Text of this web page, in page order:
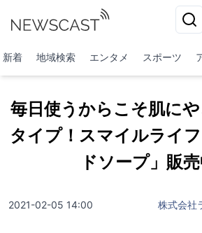
新着 地域検索 エンタメ スポーツ
毎日使うからこそ肌に
タイプ！スマイルライ
ドソープ」販売
2021-02-05 14:00 株式会社